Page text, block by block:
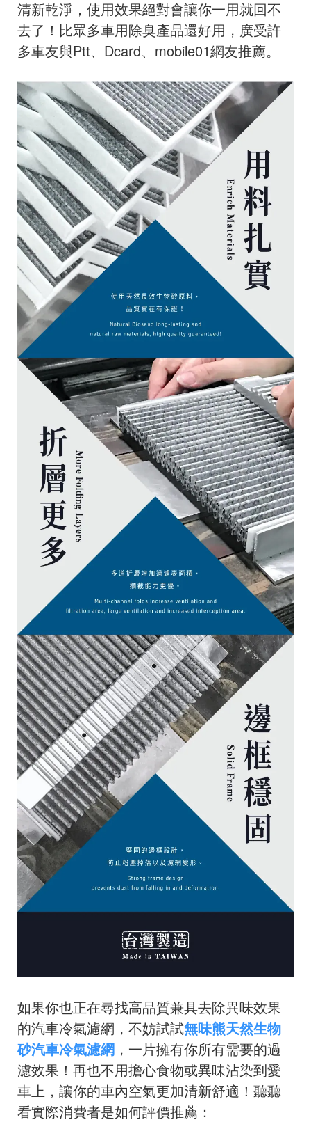
清新乾淨，使用效果絕對會讓你一用就回不
去了！比眾多車用除臭產品還好用，廣受許
多車友與Ptt、Dcard、mobile01網友推薦。
如果你也正在尋找高品質兼具去除異味效果
的汽車冷氣濾網，不妨試試無味熊天然生物
砂汽車冷氣濾網 ，一片擁有你所有需要的過
濾效果！再也不用擔心食物或異味沾染到愛
車上，讓你的車內空氣更加清新舒適！聽聽
看實際消費者是如何評價推薦：